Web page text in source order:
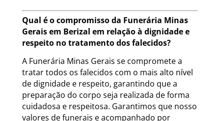
Qual é o compromisso da Funerária Minas
Gerais em Berizal em relação à dignidade e
respeito no tratamento dos falecidos?
A Funerária Minas Gerais se compromete a
tratar todos os falecidos com o mais alto nível
de dignidade e respeito, garantindo que a
preparação do corpo seja realizada de forma
cuidadosa e respeitosa. Garantimos que nosso
valores de funerais e acompanhado por